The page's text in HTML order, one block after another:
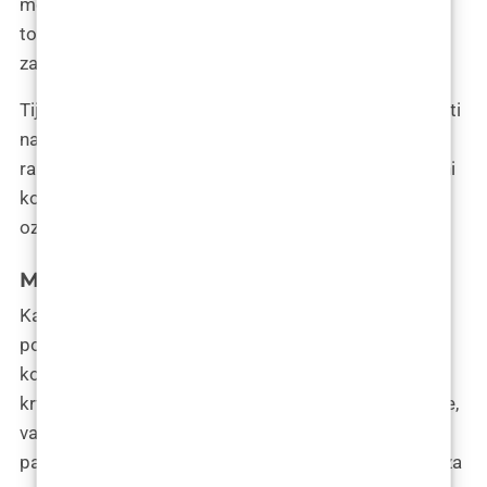
može trajati nekoliko dana do tjedan dana. Tijekom
tog vremena mogu se propisati lijekovi protiv bolova
za ublažavanje nelagode.
Tijekom razdoblja oporavka, pacijent treba izbjegavati
naporne aktivnosti i slijediti upute kirurga za njegu
rana i ograničenja u prehrani. Također će biti zakazani
kontrolni pregledi kako bi se pratio proces
ozdravljenja i osigurao uspješan ishod.
Mogući rizici i komplikacije
Kao i svaki kirurški zahvat, zahvati korekcije i
povećanja brade nose određene rizike i moguće
komplikacije. Mogući rizici uključuju infekciju,
krvarenje i oštećenje živaca. Kako biste smanjili rizike,
važno je odabrati kvalificiranog i iskusnog kirurga,
pažljivo slijediti upute prije operacije i slijediti upute za